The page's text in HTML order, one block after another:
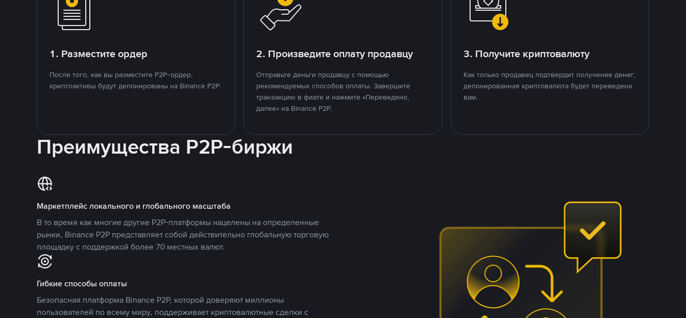
1. Разместите ордер
После того, как вы разместите P2P-ордер,
криптоактивы будут депонированы на Binance P2P.
2. Произведите оплату продавцу
Отправьте деньги продавцу с помощью
рекомендуемых способов оплаты. Завершите
транзакцию в фиате и нажмите «Переведено,
далее» на Binance P2P.
3. Получите криптовалюту
Как только продавец подтвердит получение денег,
депонированная криптовалюта будет переведена
вам.
Преимущества P2P-биржи
Маркетплейс локального и глобального масштаба
В то время как многие другие P2P-платформы нацелены на определенные
рынки, Binance P2P представляет собой действительно глобальную торговую
площадку с поддержкой более 70 местных валют.
Гибкие способы оплаты
Безопасная платформа Binance P2P, которой доверяют миллионы
пользователей по всему миру, поддерживает криптовалютные сделки с